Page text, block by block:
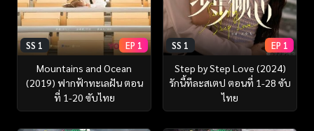
SS 1 EP 1
Mountains and Ocean
(2019) ฟากฟ้าทะเลฝัน ตอน
ที่ 1-20 ซับไทย
SS 1 EP 1
Step by Step Love (2024)
รักนี้ทีละสเตป ตอนที่ 1-28 ซับ
ไทย